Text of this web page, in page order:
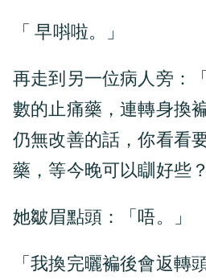
「 早唞啦。」
再走到另一位病人旁：
數的止痛藥，連轉身換
仍無改善的話，你看看
藥，等今晚可以瞓好些？
她皺眉點頭：「唔。」
「我換完曬褊後會返轉